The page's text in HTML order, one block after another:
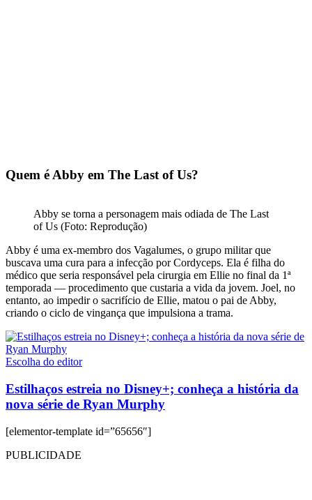
Quem é Abby em The Last of Us?
Abby se torna a personagem mais odiada de The Last
of Us (Foto: Reprodução)
Abby é uma ex-membro dos Vagalumes, o grupo militar que
buscava uma cura para a infecção por Cordyceps. Ela é filha do
médico que seria responsável pela cirurgia em Ellie no final da 1ª
temporada — procedimento que custaria a vida da jovem. Joel, no
entanto, ao impedir o sacrifício de Ellie, matou o pai de Abby,
criando o ciclo de vingança que impulsiona a trama.
Escolha do editor
Estilhaços estreia no Disney+; conheça a história da
nova série de Ryan Murphy
[elementor-template id=”65656″]
PUBLICIDADE